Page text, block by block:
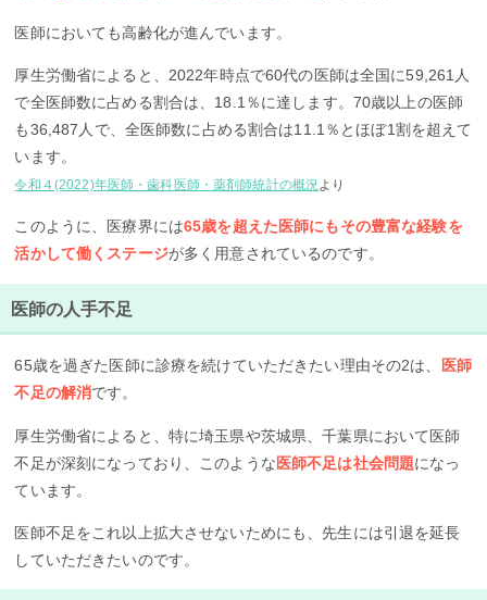
医師においても高齢化が進んでいます。
厚生労働省によると、2022年時点で60代の医師は全国に59,261人
で全医師数に占める割合は、18.1％に達します。70歳以上の医師
も36,487人で、全医師数に占める割合は11.1％とほぼ1割を超えて
います。
令和４(2022)年医師・歯科医師・薬剤師統計の概況より
このように、医療界には65歳を超えた医師にもその豊富な経験を
活かして働くステージが多く用意されているのです。
医師の人手不足
65歳を過ぎた医師に診療を続けていただきたい理由その2は、
医師
不足の解消です。
厚生労働省によると、特に埼玉県や茨城県、千葉県において医師
不足が深刻になっており、このような医師不足は社会問題になっ
ています。
医師不足をこれ以上拡大させないためにも、先生には引退を延長
していただきたいのです。